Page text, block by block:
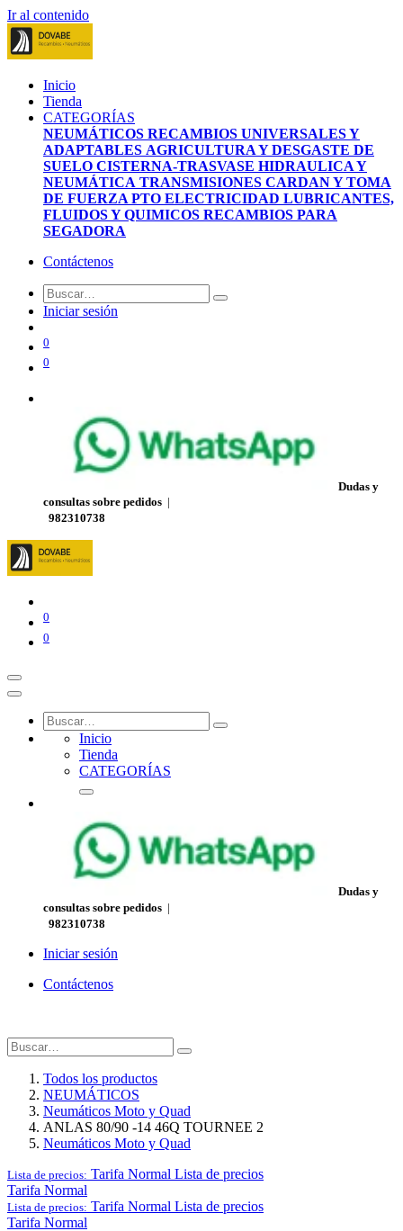
Ir al contenido
Inicio
Tienda
CATEGORÍAS
NEUMÁTICOS RECAMBIOS UNIVERSALES Y
ADAPTABLES AGRICULTURA Y DESGASTE DE
SUELO CISTERNA-TRASVASE HIDRAULICA Y
NEUMÁTICA TRANSMISIONES CARDAN Y TOMA
DE FUERZA PTO ELECTRICIDAD LUBRICANTES,
FLUIDOS Y QUIMICOS RECAMBIOS PARA
SEGADORA
Contáctenos
Iniciar sesión
0
0
Dudas y
consultas sobre pedidos |
982310738
0
0
Inicio
Tienda
CATEGORÍAS
Dudas y
consultas sobre pedidos |
982310738
Iniciar sesión
Contáctenos
Todos los productos
NEUMÁTICOS
Neumáticos Moto y Quad
ANLAS 80/90 -14 46Q TOURNEE 2
Neumáticos Moto y Quad
Lista de precios: Tarifa Normal Lista de precios
Tarifa Normal
Lista de precios: Tarifa Normal Lista de precios
Tarifa Normal